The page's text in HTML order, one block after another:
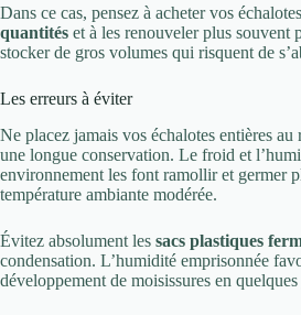
Dans ce cas, pensez à acheter vos échalotes
quantités et à les renouveler plus souvent
stocker de gros volumes qui risquent de
Les erreurs à éviter
Ne placez jamais vos échalotes entières
une longue conservation. Le froid et
environnement les font ramollir et germer
température ambiante modérée.
Évitez absolument les sacs plastiques
condensation. L’humidité emprisonnée
développement de moisissures en